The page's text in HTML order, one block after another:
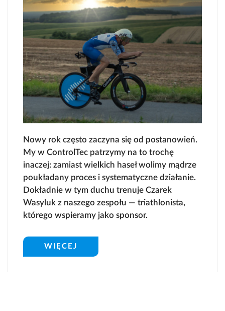
Nowy rok często zaczyna się od postanowień.
My w ControlTec patrzymy na to trochę
inaczej: zamiast wielkich haseł wolimy mądrze
poukładany proces i systematyczne działanie.
Dokładnie w tym duchu trenuje Czarek
Wasyluk z naszego zespołu — triathlonista,
którego wspieramy jako sponsor.
WIĘCEJ